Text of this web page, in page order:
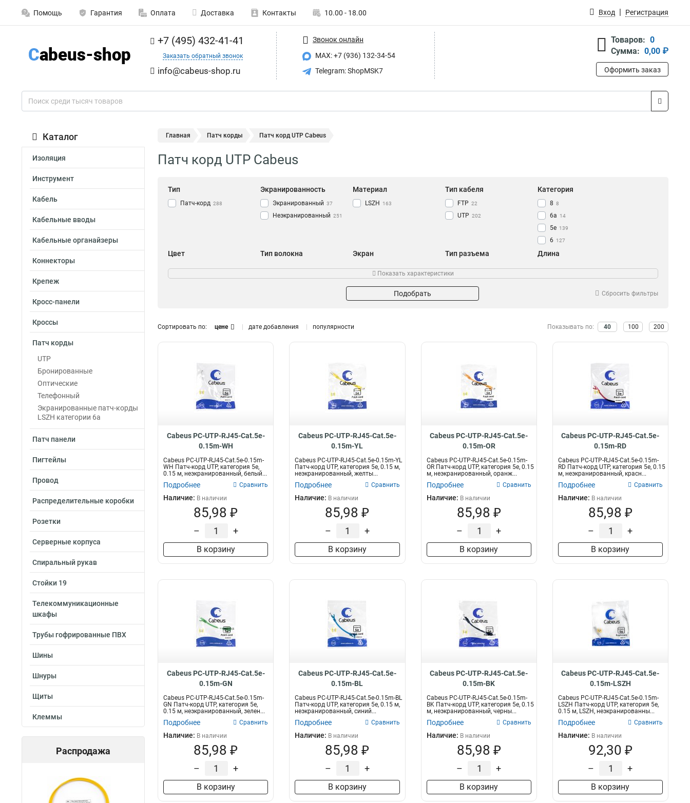
Помощь Гарантия Оплата Доставка Контакты 10.00 - 18.00 Вход Регистрация
+7 (495) 432-41-41
Заказать обратный звонок
info@cabeus-shop.ru
Звонок онлайн
MAX: +7 (936) 132-34-54
Telegram: ShopMSK7
Товаров: 0
Сумма: 0,00 ₽
Оформить заказ
Каталог
Изоляция
Инструмент
Кабель
Кабельные вводы
Кабельные органайзеры
Коннекторы
Крепеж
Кросс-панели
Кроссы
Патч корды
UTP
Бронированные
Оптические
Телефонный
Экранированные патч-корды
LSZH категории 6a
Патч панели
Пигтейлы
Провод
Распределительные коробки
Розетки
Серверные корпуса
Спиральный рукав
Стойки 19
Телекоммуникационные
шкафы
Трубы гофрированные ПВХ
Шины
Шнуры
Щиты
Клеммы
Распродажа
Главная Патч корды Патч корд UTP Cabeus
Патч корд UTP Cabeus
Тип
Патч-корд 288
Экранированность
Экранированный 37
Неэкранированный 251
Материал
LSZH 163
Тип кабеля
FTP 22
UTP 202
Категория
8 8
6a 14
5e 139
6 127
Цвет
Черный 30
Синий 30
Желтый
Белый 30
Тип волокна
50/125 10
Экран
F/UTP 9
S/FTP 15
Тип разъема
FC-ST 10
Длина
25м 1
7м 1
0.15м 15
0.5 29
Класс волокна
OM4 10
Частотный диапазон
2000 MHz 8
Показать характеристики
Подобрать Сбросить фильтры
Сортировать по: цене дате добавления популярности Показывать по: 40 100 200
Cabeus PC-UTP-RJ45-Cat.5e-
0.15m-WH
Cabeus PC-UTP-RJ45-Cat.5e-0.15m-
WH Патч-корд UTP, категория 5e,
0.15 м, неэкранированный, белый...
Подробнее Сравнить
Наличие: В наличии
85,98 ₽
– +
В корзину
Cabeus PC-UTP-RJ45-Cat.5e-
0.15m-YL
Cabeus PC-UTP-RJ45-Cat.5e-0.15m-YL
Патч-корд UTP, категория 5e, 0.15 м,
неэкранированный, желты...
Подробнее Сравнить
Наличие: В наличии
85,98 ₽
– +
В корзину
Cabeus PC-UTP-RJ45-Cat.5e-
0.15m-OR
Cabeus PC-UTP-RJ45-Cat.5e-0.15m-
OR Патч-корд UTP, категория 5e, 0.15
м, неэкранированный, оранж...
Подробнее Сравнить
Наличие: В наличии
85,98 ₽
– +
В корзину
Cabeus PC-UTP-RJ45-Cat.5e-
0.15m-RD
Cabeus PC-UTP-RJ45-Cat.5e-0.15m-
RD Патч-корд UTP, категория 5e, 0.15
м, неэкранированный, красн...
Подробнее Сравнить
Наличие: В наличии
85,98 ₽
– +
В корзину
Cabeus PC-UTP-RJ45-Cat.5e-
0.15m-GN
Cabeus PC-UTP-RJ45-Cat.5e-0.15m-
GN Патч-корд UTP, категория 5e,
0.15 м, неэкранированный, зелен...
Подробнее Сравнить
Наличие: В наличии
85,98 ₽
– +
В корзину
Cabeus PC-UTP-RJ45-Cat.5e-
0.15m-BL
Cabeus PC-UTP-RJ45-Cat.5e-0.15m-BL
Патч-корд UTP, категория 5e, 0.15 м,
неэкранированный, синий...
Подробнее Сравнить
Наличие: В наличии
85,98 ₽
– +
В корзину
Cabeus PC-UTP-RJ45-Cat.5e-
0.15m-BK
Cabeus PC-UTP-RJ45-Cat.5e-0.15m-
BK Патч-корд UTP, категория 5e, 0.15
м, неэкранированный, черны...
Подробнее Сравнить
Наличие: В наличии
85,98 ₽
– +
В корзину
Cabeus PC-UTP-RJ45-Cat.5e-
0.15m-LSZH
Cabeus PC-UTP-RJ45-Cat.5e-0.15m-
LSZH Патч-корд UTP, категория 5e,
0.15 м, LSZH, неэкранированны...
Подробнее Сравнить
Наличие: В наличии
92,30 ₽
– +
В корзину